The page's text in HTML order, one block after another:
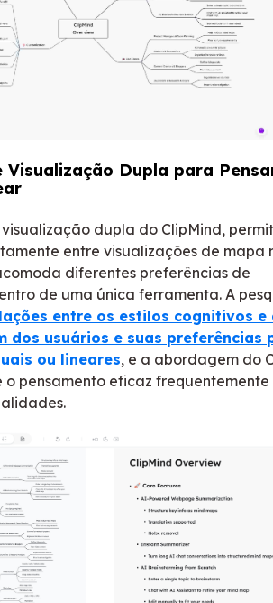
Dupla para
dupla do ClipMind,
entre visualizações de mapa
diferentes preferências de
de uma única ferramenta. A
entre os estilos cognitivos e
dos usuários e suas preferências
ou lineares, e a abordagem do
o pensamento eficaz